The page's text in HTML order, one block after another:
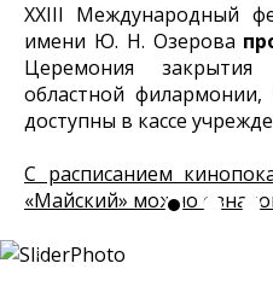
XXIII Международный
имени Ю. Н. Озерова
Церемония
областной
доступны в кассе
С расписанием
«Майский» можно